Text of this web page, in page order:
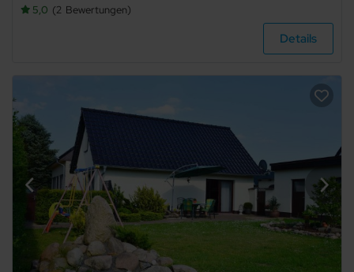
5,0 2 Bewertungen
Details